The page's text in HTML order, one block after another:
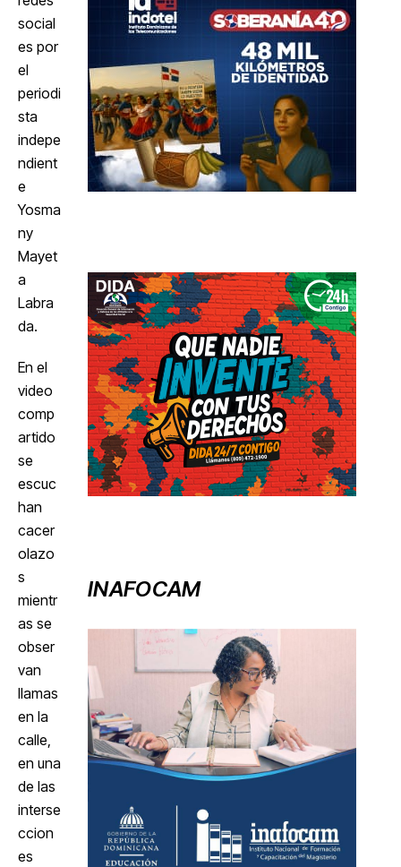
social
es por
el
periodi
sta
indepe
ndient
e
Yosma
ny
Mayet
a
Labra
da.
En el
video
comp
artido
se
escuc
han
cacer
olazo
s
mientr
as se
obser
van
llamas
en la
calle,
en una
de las
interse
ccion
es
INAFOCAM